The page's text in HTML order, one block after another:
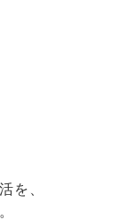
を、